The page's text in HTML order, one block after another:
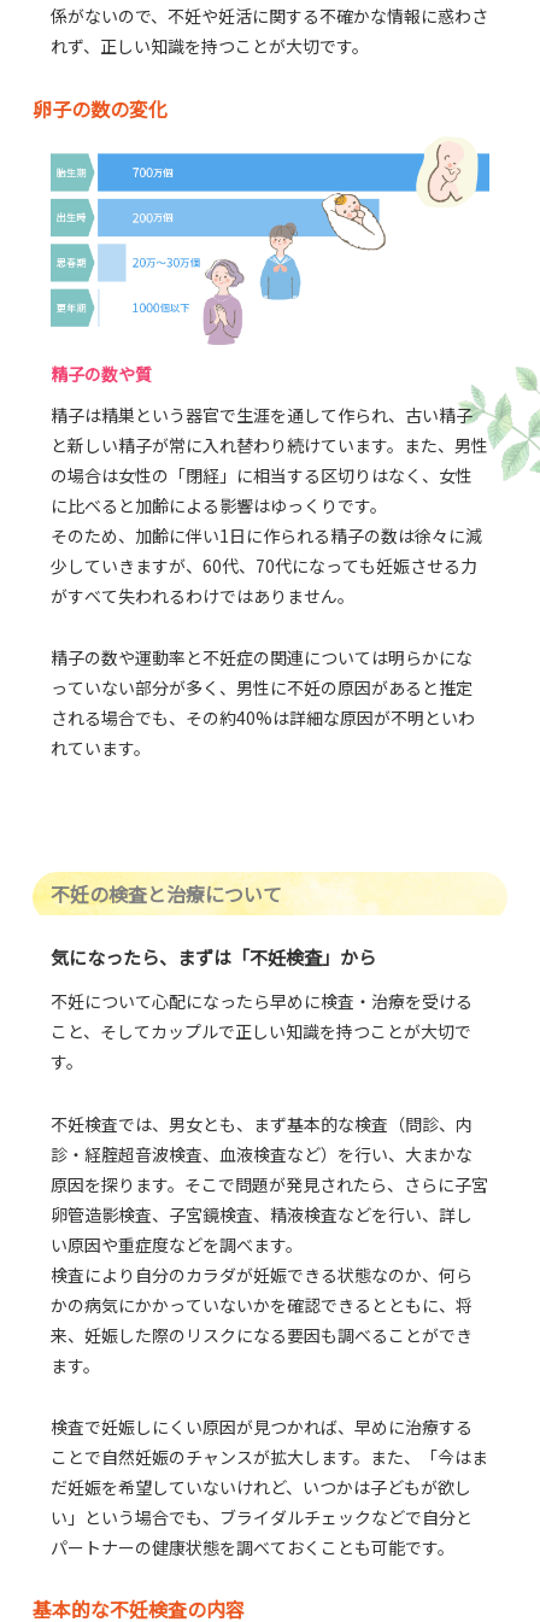
係がないので、不妊や妊活に関する不確かな情報に惑わさ
れず、正しい知識を持つことが大切です。
卵子の数の変化
精子の数や質
精子は精巣という器官で生涯を通して作られ、古い精子
と新しい精子が常に入れ替わり続けています。また、男性
の場合は女性の「閉経」に相当する区切りはなく、女性
に比べると加齢による影響はゆっくりです。
そのため、加齢に伴い1日に作られる精子の数は徐々に減
少していきますが、60代、70代になっても妊娠させる力
がすべて失われるわけではありません。
精⼦の数や運動率と不妊症の関連については明らかにな
っていない部分が多く、男性に不妊の原因があると推定
される場合でも、その約40%は詳細な原因が不明といわ
れています。
不妊の検査と治療について
気になったら、まずは「不妊検査」から
不妊について心配になったら早めに検査・治療を受ける
こと、そしてカップルで正しい知識を持つことが大切で
す。
不妊検査では、男女とも、まず基本的な検査（問診、内
診・経腟超音波検査、血液検査など）を行い、大まかな
原因を探ります。そこで問題が発見されたら、さらに子宮
卵管造影検査、子宮鏡検査、精液検査などを行い、詳し
い原因や重症度などを調べます。
検査により自分のカラダが妊娠できる状態なのか、何ら
かの病気にかかっていないかを確認できるとともに、将
来、妊娠した際のリスクになる要因も調べることができ
ます。
検査で妊娠しにくい原因が見つかれば、早めに治療する
ことで自然妊娠のチャンスが拡大します。また、「今はま
だ妊娠を希望していないけれど、いつかは子どもが欲し
い」という場合でも、ブライダルチェックなどで自分と
パートナーの健康状態を調べておくことも可能です。
基本的な不妊検査の内容